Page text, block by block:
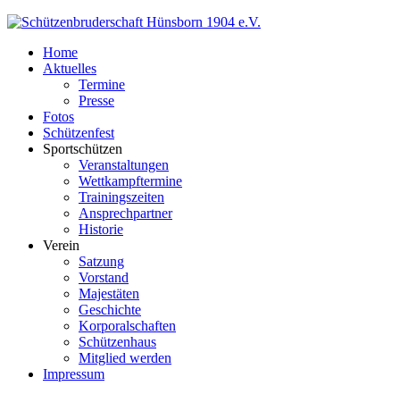
Home
Aktuelles
Termine
Presse
Fotos
Schützenfest
Sportschützen
Veranstaltungen
Wettkampftermine
Trainingszeiten
Ansprechpartner
Historie
Verein
Satzung
Vorstand
Majestäten
Geschichte
Korporalschaften
Schützenhaus
Mitglied werden
Impressum